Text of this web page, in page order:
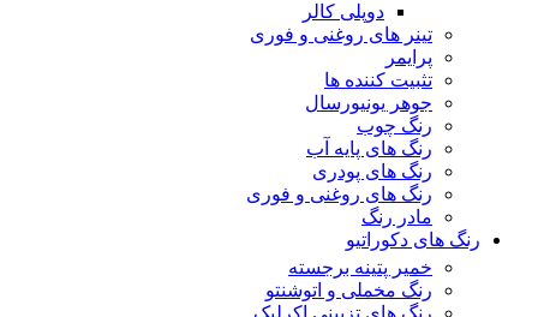
دوپلی کالر
تینر های روغنی و فوری
پرایمر
تثبیت کننده ها
جوهر یونیورسال
رنگ چوب
رنگ‌ های پایه آب
رنگ های پودری
رنگ‌ های روغنی و فوری
مادر رنگ
رنگ های دکوراتیو
خمیر پتینه برجسته
رنگ مخملی و اتوشنتو